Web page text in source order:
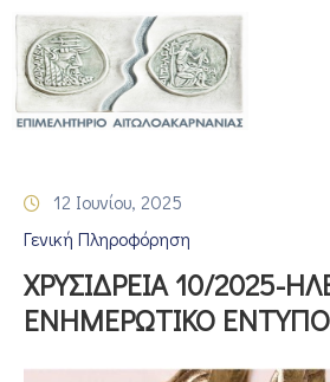
ΑΡΧΙΚΗ
ΓΕΜΗ
–
ΠΡΟΓΡΑΜΜΑΤΑ
12 Ιουνίου, 2025
Γενική Πληροφόρηση
ΧΡΥΣΙΔΡΕΙΑ 10/2025-
ΕΝΗΜΕΡΩΤΙΚΟ